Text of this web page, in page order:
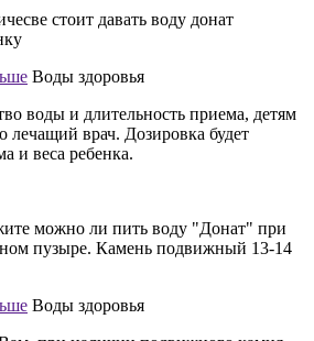
стоит давать воду донат
Воды здоровья
воды и длительность приема, детям
лечащий врач. Дозировка будет
и веса ребенка.
можно ли пить воду "Донат" при
пузыре. Камень подвижный 13-14
Воды здоровья